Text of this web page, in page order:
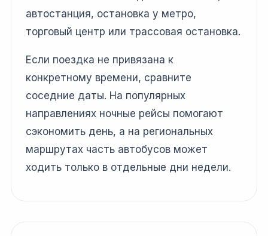
автостанция, остановка у метро,
торговый центр или трассовая остановка.
Если поездка не привязана к
конкретному времени, сравните
соседние даты. На популярных
направлениях ночные рейсы помогают
сэкономить день, а на региональных
маршрутах часть автобусов может
ходить только в отдельные дни недели.